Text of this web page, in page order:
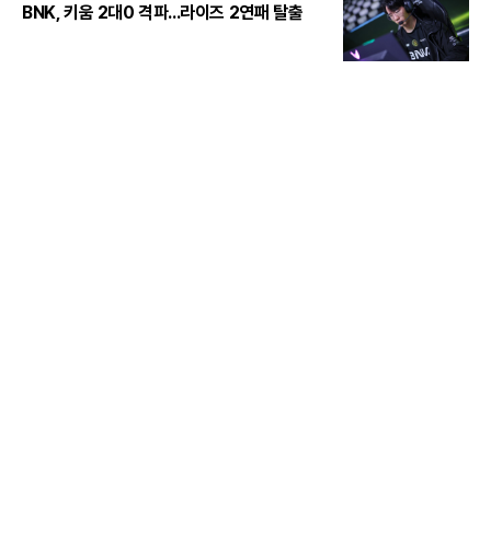
BNK, 키움 2대0 격파...라이즈 2연패 탈출